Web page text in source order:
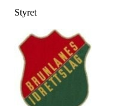
Styret